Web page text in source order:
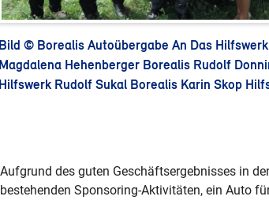
© Borealis Autoübergabe An Das Hilfswerk
Hehenberger Borealis Rudolf
Rudolf Sukal Borealis Karin Skop
Aufgrund des guten Geschäftsergebnisses in
bestehenden Sponsoring-Aktivitäten, ein Auto